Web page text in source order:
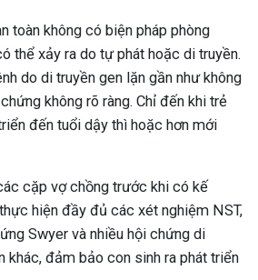
toàn không có biện pháp phòng
thể xảy ra do tự phát hoặc di truyền.
do di truyền gen lặn gần như không
không rõ ràng. Chỉ đến khi trẻ
đến tuổi dậy thì hoặc hơn mới
cặp vợ chồng trước khi có kế
hiện đầy đủ các xét nghiệm NST,
Swyer và nhiều hội chứng di
khác, đảm bảo con sinh ra phát triển